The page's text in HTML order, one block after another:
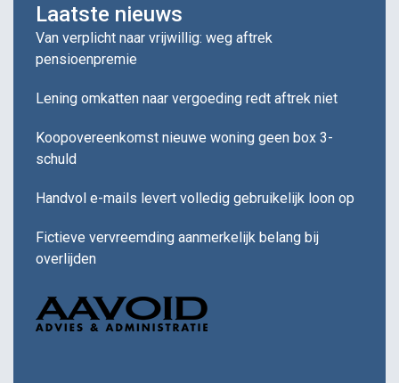
Laatste nieuws
Van verplicht naar vrijwillig: weg aftrek
pensioenpremie
Lening omkatten naar vergoeding redt aftrek niet
Koopovereenkomst nieuwe woning geen box 3-
schuld
Handvol e-mails levert volledig gebruikelijk loon op
Fictieve vervreemding aanmerkelijk belang bij
overlijden